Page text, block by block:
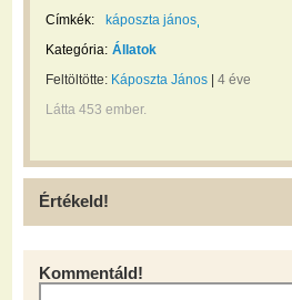
Címkék:
káposzta jános
Kategória: Állatok
Feltöltötte: Káposzta János
4 éve
Látta 453 ember.
Értékeld!
Kommentáld!